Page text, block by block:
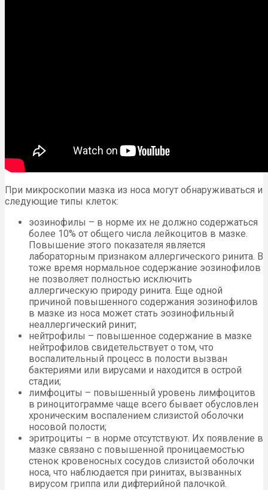
При микроскопии мазка из носа могут обнаруживаться и
следующие типы клеток:
эозинофилы – в норме их не должно содержаться
более 10% от общего числа лейкоцитов в мазке.
Повышение этого показателя является
лабораторным признаком аллергического ринита. В
тоже время нормальное содержание эозинофилов
не позволяет полностью исключить
аллергическую природу ринита. Еще одной
причиной повышенного содержания эозинофилов
в мазке из носа может стать эозинофильный
неаллергический ринит;
нейтрофилы – повышенное содержание в мазке
нейтрофилов свидетельствует о том, что
воспалительный процесс в полости вызван
бактериями или вирусами и находится в острой
стадии;
лимфоциты – повышенный уровень лимфоцитов
в риноцитограмме чаще всего бывает обусловлен
хроническим воспалением слизистой оболочки
носовой полости;
эритроциты – в норме отсутствуют. Их появление в
мазке связано с повышенной проницаемостью
стенок кровеносных сосудов слизистой оболочки
носа, что наблюдается при ринитах, вызванных
вирусом гриппа или дифтерийной палочкой.